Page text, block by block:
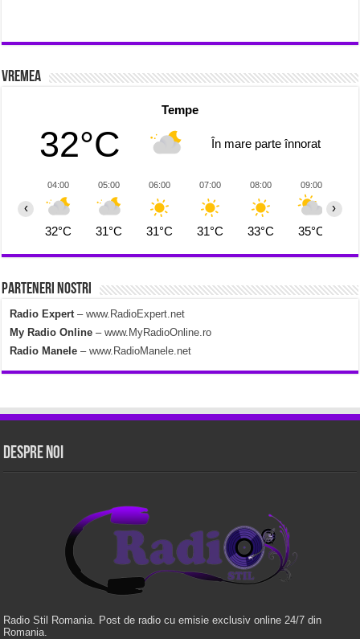
Vremea
Tempe
32°C În mare parte înnorat
04:00
32°C
05:00
31°C
06:00
31°C
07:00
31°C
08:00
33°C
09:00
35°C
‹ ›
Parteneri Nostri
Radio Expert –www.RadioExpert.net
My Radio Online –www.MyRadioOnline.ro
Radio Manele–www.RadioManele.net
Despre Noi
Radio Stil Romania. Post de radio cu emisie exclusiv online 24/7 din
Romania.